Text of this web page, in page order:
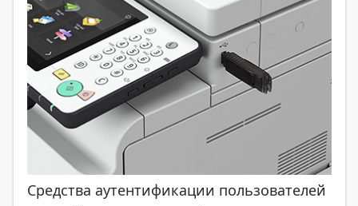
Средства аутентификации пользователей